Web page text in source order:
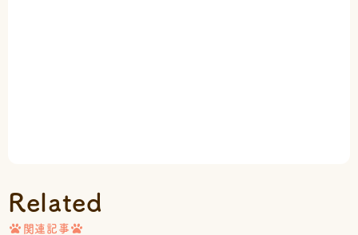
Related
関連記事